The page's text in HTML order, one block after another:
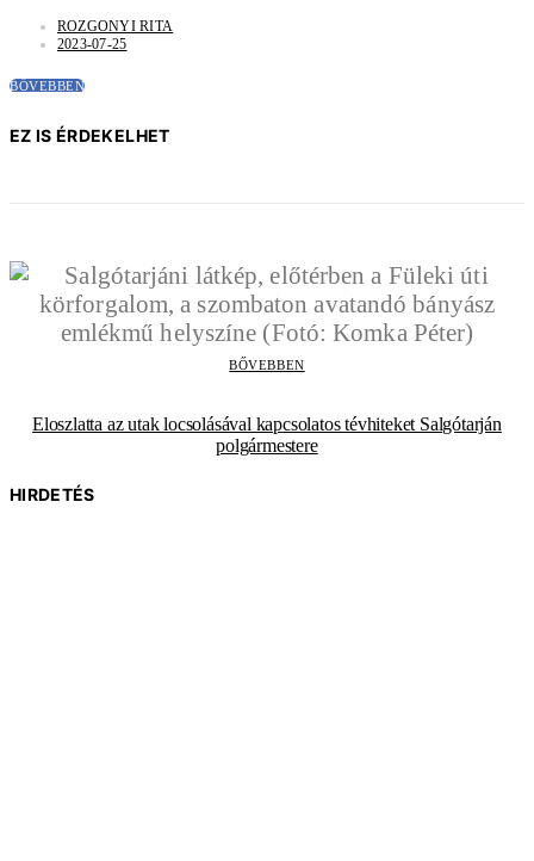
ROZGONYI RITA
2023-07-25
BŐVEBBEN
EZ IS ÉRDEKELHET
BŐVEBBEN
Eloszlatta az utak locsolásával kapcsolatos tévhiteket Salgótarján
polgármestere
HIRDETÉS